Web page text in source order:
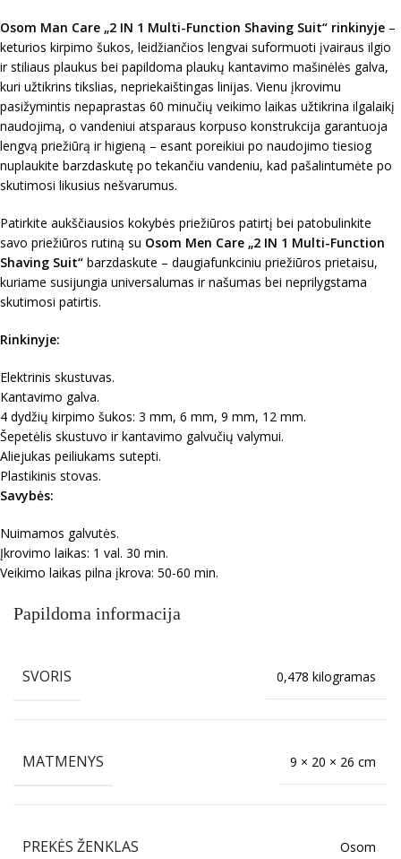
Osom Man Care „2 IN 1 Multi-Function Shaving Suit“ rinkinyje –
keturios kirpimo šukos, leidžiančios lengvai suformuoti įvairaus ilgio
ir stiliaus plaukus bei papildoma plaukų kantavimo mašinėlės galva,
kuri užtikrins tikslias, nepriekaištingas linijas. Vienu įkrovimu
pasižymintis nepaprastas 60 minučių veikimo laikas užtikrina ilgalaikį
naudojimą, o vandeniui atsparaus korpuso konstrukcija garantuoja
lengvą priežiūrą ir higieną – esant poreikiui po naudojimo tiesiog
nuplaukite barzdaskutę po tekančiu vandeniu, kad pašalintumėte po
skutimosi likusius nešvarumus.
Patirkite aukščiausios kokybės priežiūros patirtį bei patobulinkite
savo priežiūros rutiną su Osom Men Care „2 IN 1 Multi-Function
Shaving Suit“ barzdaskute – daugiafunkciniu priežiūros prietaisu,
kuriame susijungia universalumas ir našumas bei neprilygstama
skutimosi patirtis.
Rinkinyje:
Elektrinis skustuvas.
Kantavimo galva.
4 dydžių kirpimo šukos: 3 mm, 6 mm, 9 mm, 12 mm.
Šepetėlis skustuvo ir kantavimo galvučių valymui.
Aliejukas peiliukams sutepti.
Plastikinis stovas.
Savybės:
Nuimamos galvutės.
Įkrovimo laikas: 1 val. 30 min.
Veikimo laikas pilna įkrova: 50-60 min.
Papildoma informacija
SVORIS 0,478 kilogramas
MATMENYS 9 × 20 × 26 cm
PREKĖS ŽENKLAS Osom